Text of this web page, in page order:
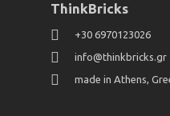
ThinkBricks
+30 6970123026
info@thinkbricks.gr
made in Athens,